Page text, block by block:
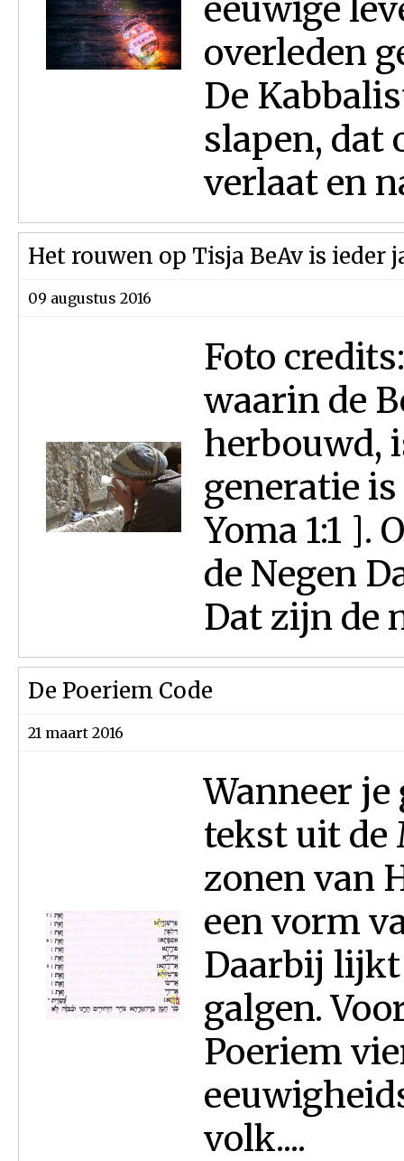
eeuwige
overleden
De
slapen, dat
verlaat en
Het rouwen op Tisja BeAv is ieder
09 augustus 2016
Foto
waarin de
herbouwd,
generatie
Yoma 1:1
de Negen
Dat zijn de
De Poeriem Code
21 maart 2016
Wanneer
tekst uit de
zonen van
een vorm
Daarbij lijkt
galgen.
Poeriem
volk....